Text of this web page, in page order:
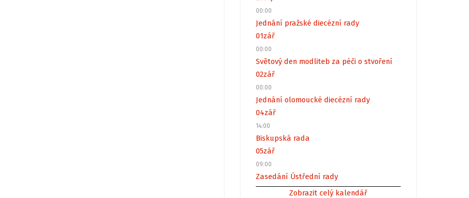
00:00
Jednání pražské diecézní rady
01zář
00:00
Světový den modliteb za péči o stvoření
02zář
00:00
Jednání olomoucké diecézní rady
04zář
14:00
Biskupská rada
05zář
09:00
Zasedání Ústřední rady
Zobrazit celý kalendář